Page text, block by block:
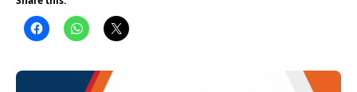
Ujian Pejabat Pembuat Akta Tanah (PPAT) Tahun 2026 yang
digelar di Kantor Badan Pengembangan Sumber Daya
Manusia (BPSDM) Kementerian ATR/BPN, Cikeas, Kabupaten
sambutannya, Wamen Ossy menegaskan bahwa
penyelenggaraan Ujian PPAT …